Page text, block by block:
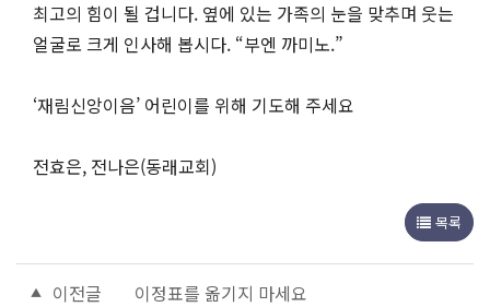
최고의 힘이 될 겁니다. 옆에 있는 가족의 눈을 맞추며 웃는
얼굴로 크게 인사해 봅시다. “부엔 까미노.”
‘재림신앙이음’ 어린이를 위해 기도해 주세요
전효은, 전나은(동래교회)
목록
이전글 이정표를 옮기지 마세요